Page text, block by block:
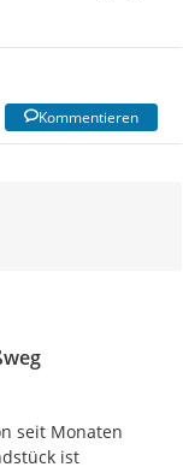
Kommentieren
seit Monaten
ist